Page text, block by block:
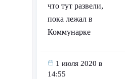
что тут развели,
пока лежал в
Коммунарке
1 июля 2020 в
14:55